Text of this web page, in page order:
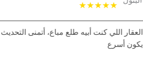
★★★★★
العقار اللي كنت أبيه طلع مباع، أتمنى التحديث
يكون أسرع